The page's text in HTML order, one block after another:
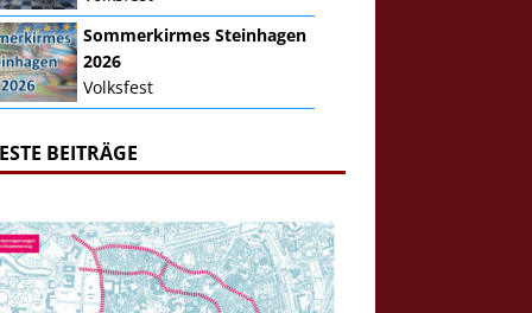
Sommerkirmes Steinhagen
2026
Volksfest
BEITRÄGE